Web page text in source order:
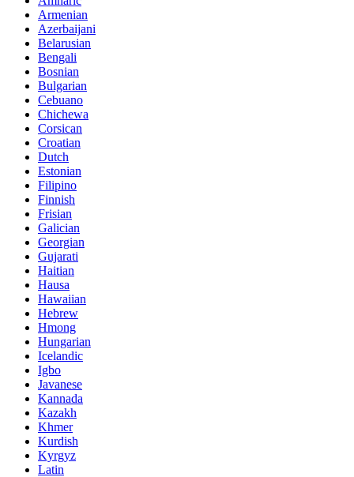
Armenian
Azerbaijani
Belarusian
Bengali
Bosnian
Bulgarian
Cebuano
Chichewa
Corsican
Croatian
Dutch
Estonian
Filipino
Finnish
Frisian
Galician
Georgian
Gujarati
Haitian
Hausa
Hawaiian
Hebrew
Hmong
Hungarian
Icelandic
Igbo
Javanese
Kannada
Kazakh
Khmer
Kurdish
Kyrgyz
Latin